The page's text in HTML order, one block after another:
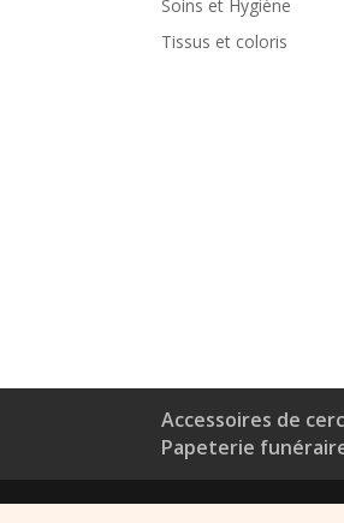
Soins et Hygiène
Tissus et coloris
Accessoires de
Papeterie